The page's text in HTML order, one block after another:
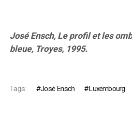
José Ensch, Le profil et les
bleue, Troyes, 1995.
Tags: José Ensch Luxembourg